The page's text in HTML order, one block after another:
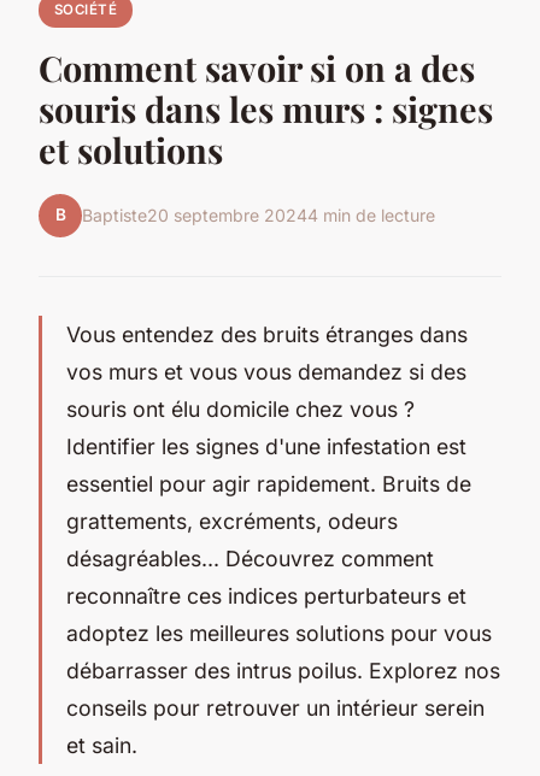
SOCIÉTÉ
Comment savoir si on a des
souris dans les murs : signes
et solutions
B Baptiste20 septembre 20244 min de lecture
Vous entendez des bruits étranges dans
vos murs et vous vous demandez si des
souris ont élu domicile chez vous ?
Identifier les signes d'une infestation est
essentiel pour agir rapidement. Bruits de
grattements, excréments, odeurs
désagréables... Découvrez comment
reconnaître ces indices perturbateurs et
adoptez les meilleures solutions pour vous
débarrasser des intrus poilus. Explorez nos
conseils pour retrouver un intérieur serein
et sain.